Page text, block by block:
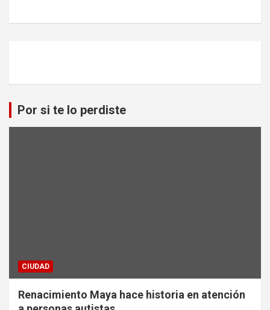
Por si te lo perdiste
CIUDAD
Renacimiento Maya hace historia en atención